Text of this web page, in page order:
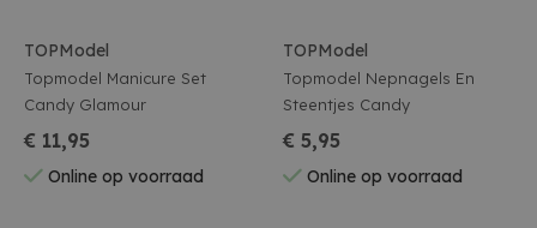
TOPModel
Topmodel Manicure Set
Candy Glamour
€ 11,95
Online op voorraad
TOPModel
Topmodel Nepnagels En
Steentjes Candy
€ 5,95
Online op voorraad